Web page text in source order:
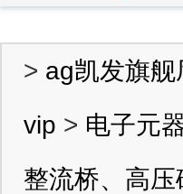
> ag凯发旗
vip > 电子元
整流桥、高压